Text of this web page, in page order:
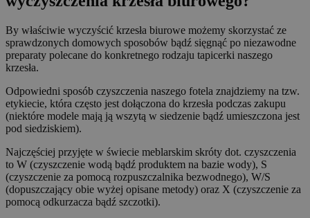
By właściwie wyczyścić krzesła biurowe możemy skorzystać ze
sprawdzonych domowych sposobów bądź sięgnąć po niezawodne
preparaty polecane do konkretnego rodzaju tapicerki naszego
krzesła.
Odpowiedni sposób czyszczenia naszego fotela znajdziemy na tzw.
etykiecie, która często jest dołączona do krzesła podczas zakupu
(niektóre modele mają ją wszytą w siedzenie bądź umieszczona jest
pod siedziskiem).
Najczęściej przyjęte w świecie meblarskim skróty dot. czyszczenia
to W (czyszczenie wodą bądź produktem na bazie wody), S
(czyszczenie za pomocą rozpuszczalnika bezwodnego), W/S
(dopuszczający obie wyżej opisane metody) oraz X (czyszczenie za
pomocą odkurzacza bądź szczotki).